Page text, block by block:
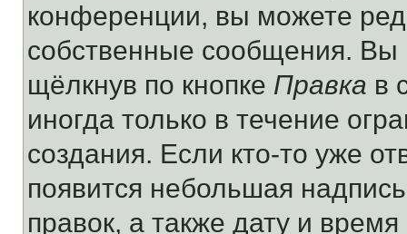
конференции, вы можете
собственные сообщения. Вы
щёлкнув по кнопке Правка в
иногда только в течение
создания. Если кто-то уже
появится небольшая
правок, а также дату и